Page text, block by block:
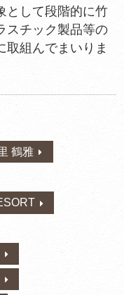
として段階的に竹
スチック製品等の
取組んでまいりま
鶴雅